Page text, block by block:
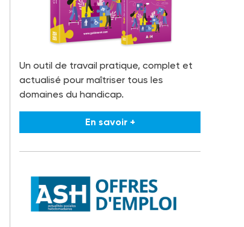
Un outil de travail pratique, complet et
actualisé pour maîtriser tous les
domaines du handicap.
En savoir +